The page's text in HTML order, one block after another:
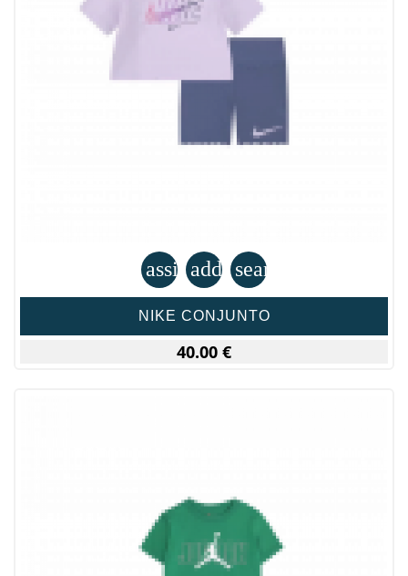
assignment
add_shopping_cart
search
NIKE CONJUNTO
40.00 €